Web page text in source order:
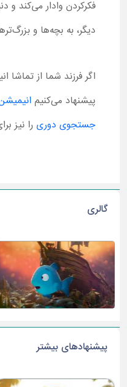
فکرکردن وادار می‌کند و
دیگر، به بچه‌ها و
اگر فرزند شما از تماشا
پیشنهاد می‌کنیم
جستجوی دوری را نیز
گالری
پیشنهادهای بیشتر